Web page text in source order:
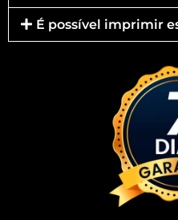
É possível imprimir